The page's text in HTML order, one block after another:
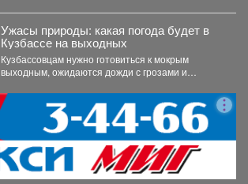
Ужасы природы: какая погода будет в
Кузбассе на выходных
Кузбассовцам нужно готовиться к мокрым
выходным, ожидаются дожди с грозами и